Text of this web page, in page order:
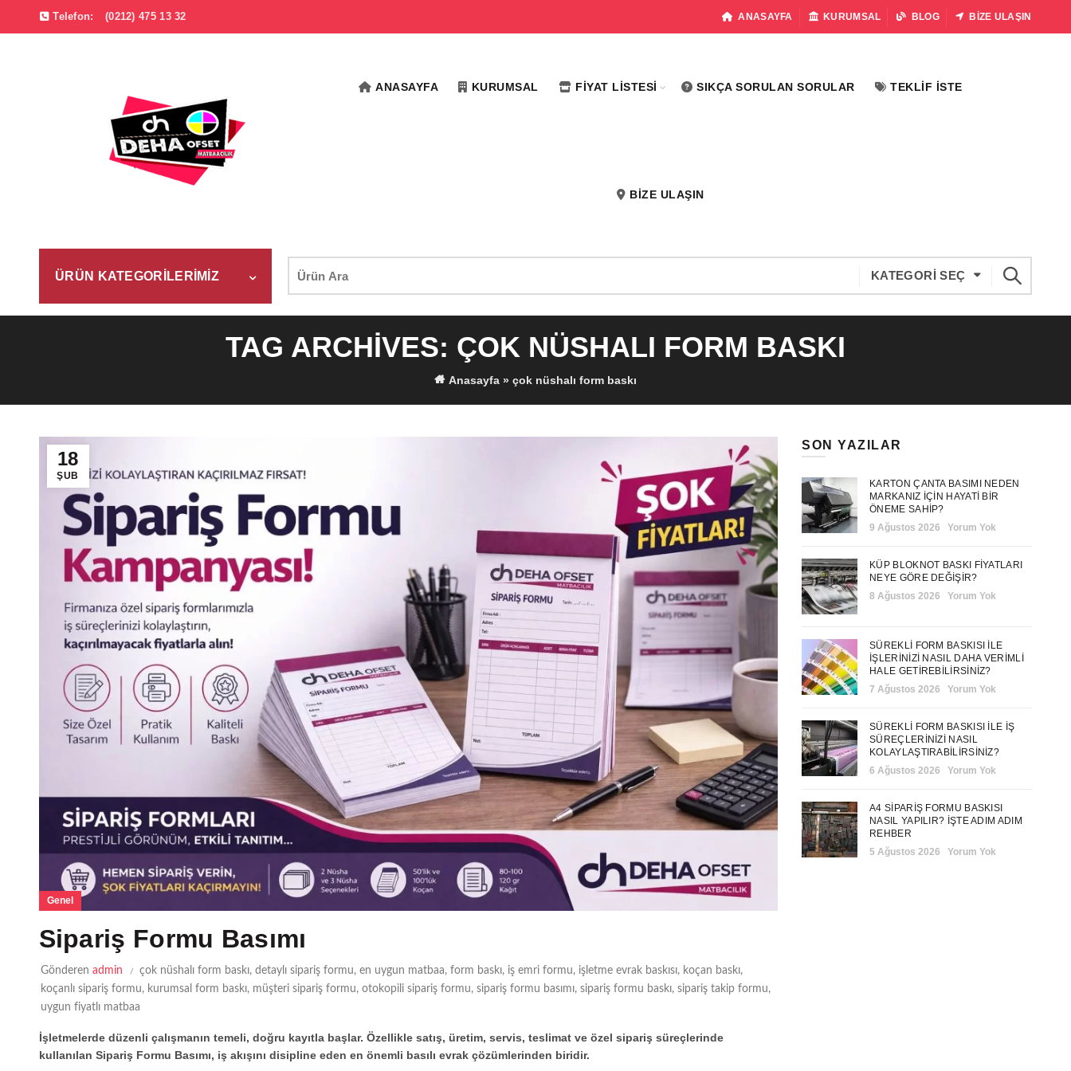
Telefon: (0212) 475 13 32 ANASAYFA KURUMSAL BLOG BIZE ULAŞIN
ANASAYFA KURUMSAL FIYAT LISTESI SIKÇA SORULAN SORULAR TEKLIF İSTE
BIZE ULAŞIN
ÜRÜN KATEGORILERIMIZ
ara:
KATEGORI SEÇ
TAG ARCHIVES: ÇOK NÜSHALI FORM BASKI
Anasayfa» çok nüshalı form baskı
18
ŞUB
Genel
Sipariş Formu Basımı
Gönderen admin çok nüshalı form baskı, detaylı sipariş formu, en uygun matbaa, form baskı, iş emri formu, işletme evrak baskısı, koçan baskı,
koçanlı sipariş formu, kurumsal form baskı, müşteri sipariş formu, otokopili sipariş formu, sipariş formu basımı, sipariş formu baskı, sipariş takip formu,
uygun fiyatlı matbaa
İşletmelerde düzenli çalışmanın temeli, doğru kayıtla başlar. Özellikle satış, üretim, servis, teslimat ve özel sipariş süreçlerinde
kullanılan Sipariş Formu Basımı, iş akışını disipline eden en önemli basılı evrak çözümlerinden biridir.
SON YAZILAR
KARTON ÇANTA BASIMI NEDEN
MARKANIZ IÇIN HAYATI BIR
ÖNEME SAHIP?
9 Ağustos 2026
Yorum Yok
KÜP BLOKNOT BASKI FIYATLARI
NEYE GÖRE DEĞIŞIR?
8 Ağustos 2026
Yorum Yok
SÜREKLI FORM BASKISI ILE
İŞLERINIZI NASIL DAHA VERIMLI
HALE GETIREBILIRSINIZ?
7 Ağustos 2026
Yorum Yok
SÜREKLI FORM BASKISI ILE İŞ
SÜREÇLERINIZI NASIL
KOLAYLAŞTIRABILIRSINIZ?
6 Ağustos 2026
Yorum Yok
A4 SIPARIŞ FORMU BASKISI
NASIL YAPILIR? İŞTE ADIM ADIM
REHBER
5 Ağustos 2026
Yorum Yok